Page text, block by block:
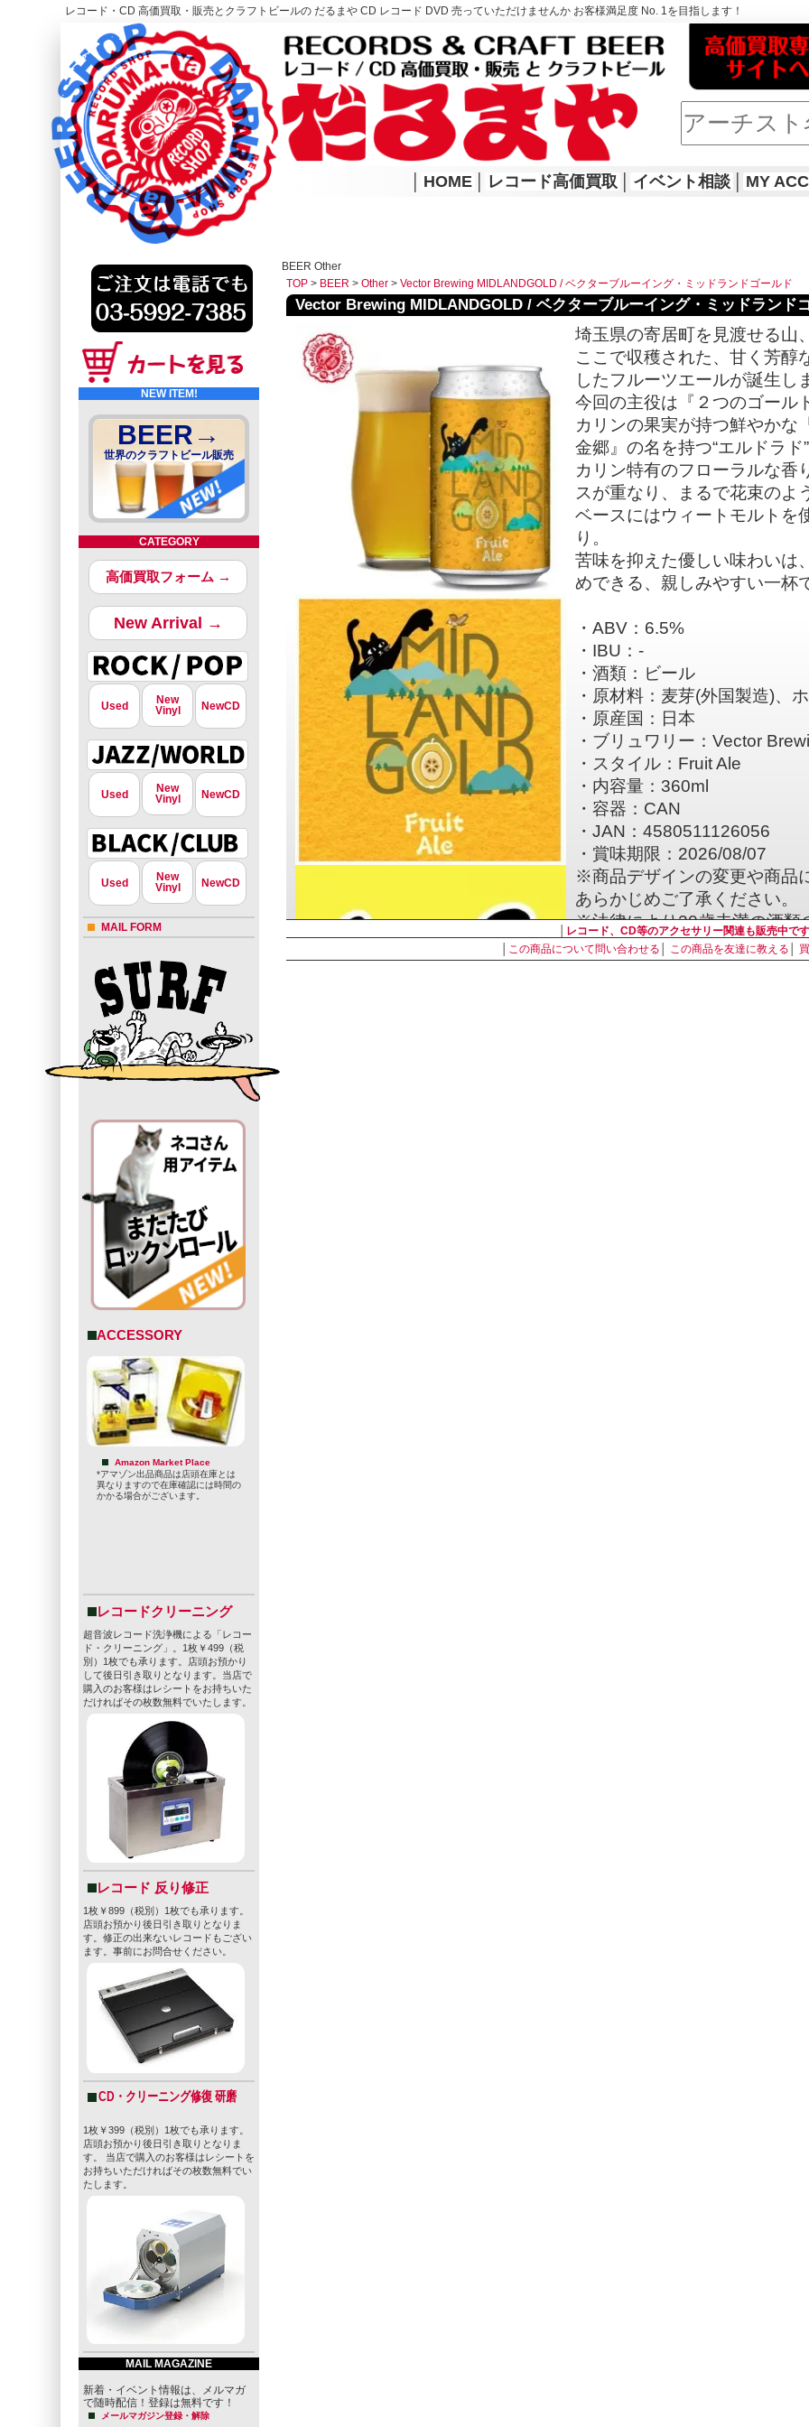
レコード・CD 高価買取・販売とクラフトビールの だるまや CD レコード DVD 売っていただけませんか お客様満足度 No. 1を目指します！
レコード高価買取はこちら
HOME
HOME レコード高価買取 イベント相談 MY
NEW ITEM!
BEER→
世界のクラフトビール販売
CATEGORY
高価買取フォーム →
New Arrival →
Used
New
Vinyl
NewCD
Used
New
Vinyl
NewCD
Used
New
Vinyl
NewCD
MAIL FORM
ACCESSORY
Amazon Market Place
*アマゾン出品商品は店頭在庫とは
異なりますので在庫確認には時間の
かかる場合がございます。
レコードクリーニング
超音波レコード洗浄機による「レコー
ド・クリーニング」。1枚￥499（税
別）1枚でも承ります。店頭お預かり
して後日引き取りとなります。当店で
購入のお客様はレシートをお持ちいた
だければその枚数無料でいたします。
レコード 反り修正
1枚￥899（税別）1枚でも承ります。
店頭お預かり後日引き取りとなりま
す。修正の出来ないレコードもござい
ます。事前にお問合せください。
CD・クリーニング修復 研磨
1枚￥399（税別）1枚でも承ります。
店頭お預かり後日引き取りとなりま
す。 当店で購入のお客様はレシートを
お持ちいただければその枚数無料でい
たします。
MAIL MAGAZINE
新着・イベント情報は、メルマガ
で随時配信！登録は無料です！
メールマガジン登録・解除
BEER Other
TOP > BEER > Other > Vector Brewing MIDLANDGOLD / ベクターブルーイング・ミッドランドゴールド
Vector Brewing MIDLANDGOLD / ベクターブルーイング・ミッドランド
埼玉県の寄居町を見渡せる山
ここで収穫された、甘く芳醇
したフルーツエールが誕生し
今回の主役は『２つのゴール
カリンの果実が持つ鮮やかな
金郷』の名を持つ“エルドラド
カリン特有のフローラルな香
スが重なり、まるで花束のよ
ベースにはウィートモルトを
り。
苦味を抑えた優しい味わいは
めできる、親しみやすい一杯
・ABV：6.5%
・IBU：-
・酒類：ビール
・原材料：麦芽(外国製造)、
・原産国：日本
・ブリュワリー：Vector
・スタイル：Fruit Ale
・内容量：360ml
・容器：CAN
・JAN：4580511126056
・賞味期限：2026/08/07
※商品デザインの変更や商品
あらかじめご了承ください。
※法律により20歳未満の酒類
の販売には年齢確認が義務付
レコード、CD等のアクセサリー関連も販売中です
この商品について問い合わせる この商品を友達に教える